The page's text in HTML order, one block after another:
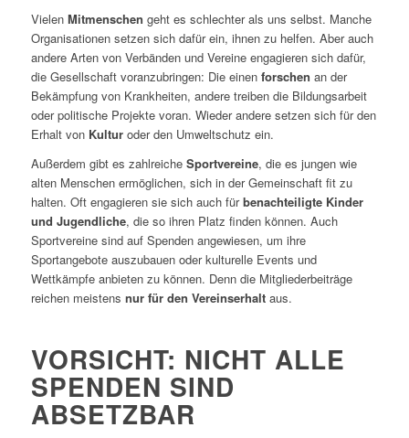
Vielen Mitmenschen geht es schlechter als uns selbst. Manche
Organisationen setzen sich dafür ein, ihnen zu helfen. Aber auch
andere Arten von Verbänden und Vereine engagieren sich dafür,
die Gesellschaft voranzubringen: Die einen forschen an der
Bekämpfung von Krankheiten, andere treiben die Bildungsarbeit
oder politische Projekte voran. Wieder andere setzen sich für den
Erhalt von Kultur oder den Umweltschutz ein.
Außerdem gibt es zahlreiche Sportvereine, die es jungen wie
alten Menschen ermöglichen, sich in der Gemeinschaft fit zu
halten. Oft engagieren sie sich auch fürbenachteiligte Kinder
und Jugendliche, die so ihren Platz finden können. Auch
Sportvereine sind auf Spenden angewiesen, um ihre
Sportangebote auszubauen oder kulturelle Events und
Wettkämpfe anbieten zu können. Denn die Mitgliederbeiträge
reichen meistens nur für den Vereinserhalt aus.
VORSICHT: NICHT ALLE
SPENDEN SIND
ABSETZBAR